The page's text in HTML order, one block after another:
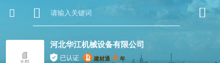
河北华江机械设备有限公司
已认证 建材通 8 年